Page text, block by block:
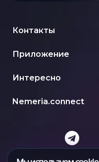
Контакты
Приложение
Интересно
Nemeria.connect